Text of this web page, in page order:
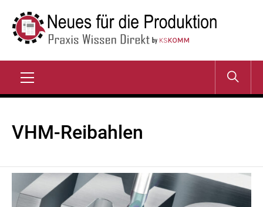
Inhalt
springen
NEUES FÜR DIE
PRODUKTION
VHM-Reibahlen